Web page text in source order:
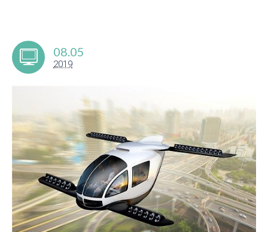
08.05
2019